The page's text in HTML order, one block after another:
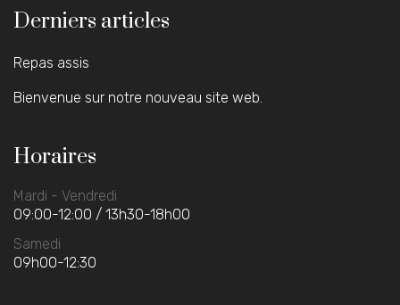
Derniers articles
Repas assis
Bienvenue sur notre nouveau site web.
Horaires
Mardi - Vendredi
09:00-12:00 / 13h30-18h00
Samedi
09h00-12:30